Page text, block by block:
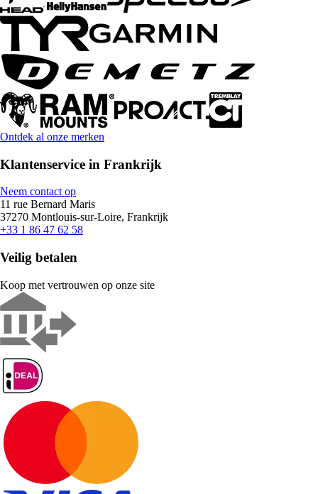
Ontdek al onze merken
Klantenservice in Frankrijk
Neem contact op
11 rue Bernard Maris
37270 Montlouis-sur-Loire, Frankrijk
+33 1 86 47 62 58
Veilig betalen
Koop met vertrouwen op onze site